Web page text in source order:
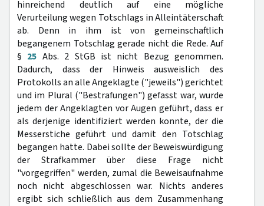
hinreichend deutlich auf eine mögliche
Verurteilung wegen Totschlags in Alleintäterschaft
ab. Denn in ihm ist von gemeinschaftlich
begangenem Totschlag gerade nicht die Rede. Auf
§ 25 Abs. 2 StGB ist nicht Bezug genommen.
Dadurch, dass der Hinweis ausweislich des
Protokolls an alle Angeklagte ("jeweils") gerichtet
und im Plural ("Bestrafungen") gefasst war, wurde
jedem der Angeklagten vor Augen geführt, dass er
als derjenige identifiziert werden konnte, der die
Messerstiche geführt und damit den Totschlag
begangen hatte. Dabei sollte der Beweiswürdigung
der Strafkammer über diese Frage nicht
"vorgegriffen" werden, zumal die Beweisaufnahme
noch nicht abgeschlossen war. Nichts anderes
ergibt sich schließlich aus dem Zusammenhang